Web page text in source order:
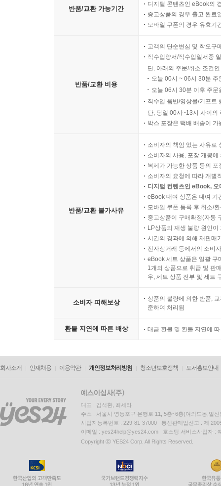
02. 부비새와 큰 육지거북
05. 바다사자와 바다이구아나
06. 화산석의 작은 섬과 맹그로브 숲
07. Frigate-Bird(군함새 혹은 해적새)
08. 날지 않는 새, 가마우지
09. 다윈의 진화론과 갈라파고스 열도 1
10. 다윈의 진화론과 갈라파고스 열도 2
02. 파리 관광과 노트르담 대성당
04. 몽마르트 언덕의 사크레 쾨르 성당
06. 유람선에서 듣는 인상주의 미술 강의
07. 반 고흐의 생애 마지막 70일
08. 지베르니 마을의 모네 정원
반품/교환 가능기간
디지털 콘텐츠인 eBook의
중고상품의 경우 출고 완료
모바일 쿠폰의 경우 유효기
반품/교환 비용
고객의 단순변심 및 착오구
직수입양서/직수입일서중
단, 아래의 주문/취소 조건
오늘 00시 ~ 06시 30분
오늘 06시 30분 이후 주
직수입 음반/영상물/기프트
단, 당일 00시~13시 사이의
박스 포장은 택배 배송이
반품/교환 불가사유
소비자의 책임 있는 사유로
소비자의 사용, 포장 개봉
복제가 가능한 상품 등의
소비자의 요청에 따라 개별
디지털 컨텐츠인 eBook,
eBook 대여 상품은 대여 기
모바일 쿠폰 등록 후 취소/
중고상품이 구매확정(자동
LP상품의 재생 불량 원인
시간의 경과에 의해 재판매
전자상거래 등에서의 소비
eBook 세트 상품은 일괄 구
1개의 상품으로 취급 및 판
우, 세트 상품 전부 및 세트
소비자 피해보상
상품의 불량에 의한 반품,
준하여 처리됨
환불 지연에 따른 배상 대금 환불 및 환불 지연에
회사소개 인재채용 이용약관 개인정보처리방침 청소년보호정책 도서홍보안내
대표 : 김석환, 최세라
주소 : 서울시 영등포구 은행로 11, 5층~6층(여의도동,일신
사업자등록번호 : 229-81-37000 통신판매업신고 : 제
이메일 : yes24help@yes24.com 호스팅 서비스사업자 :
Copyright ⓒ YES24 Corp. All Rights Reserved.